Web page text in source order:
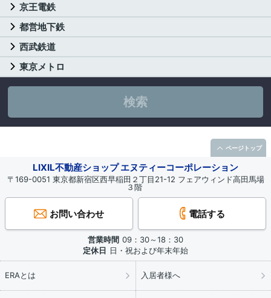
京王電鉄
都営地下鉄
西武鉄道
東京メトロ
検索
LIXIL不動産ショップ エヌティーコーポレーション
〒169-0051 東京都新宿区西早稲田２丁目21-12 フェアウィンド高田馬場
３階
お問い合わせ 電話する
営業時間 09：30～18：30
定休日 日・祝および年末年始
ERAとは 入居者様へ
ページトップ